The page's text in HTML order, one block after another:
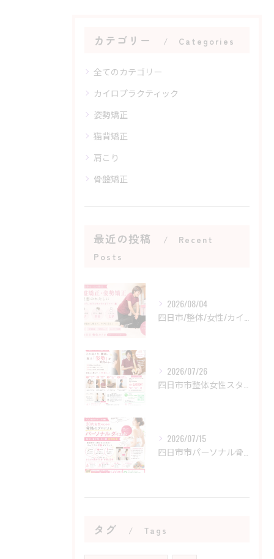
カテゴリー Categories
全てのカテゴリー
カイロプラクティック
姿勢矯正
猫背矯正
肩こり
骨盤矯正
最近の投稿
Recent
Posts
2026/08/04
2026/07/26
2026/07/15
タグ Tags